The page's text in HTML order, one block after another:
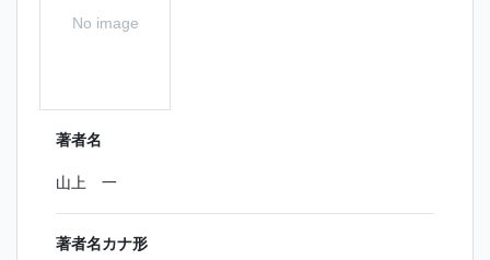
No image
著者名
山上 一
著者名カナ形